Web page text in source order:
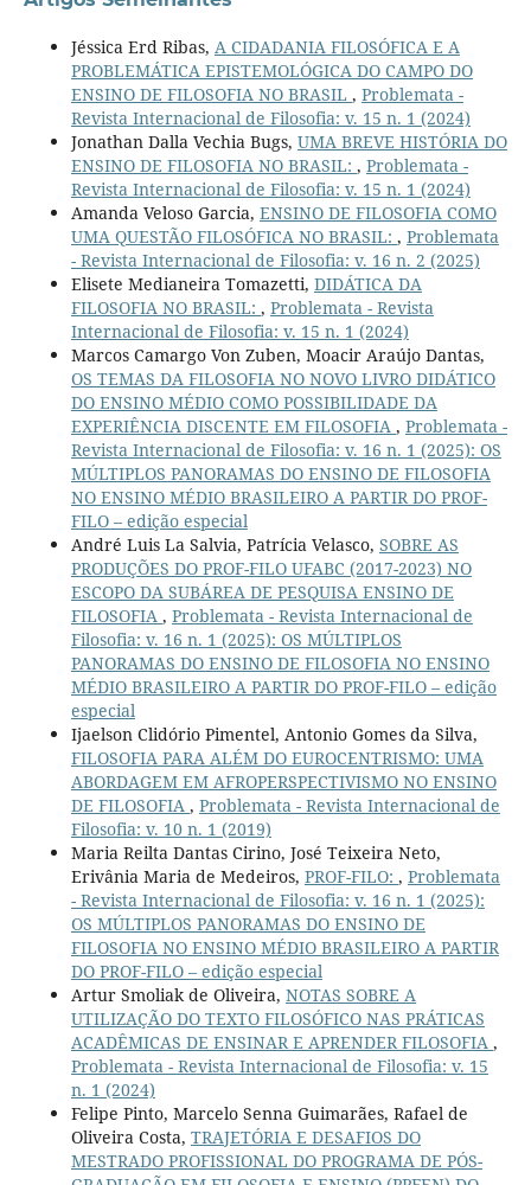
Jéssica Erd Ribas, A CIDADANIA FILOSÓFICA E A
PROBLEMÁTICA EPISTEMOLÓGICA DO CAMPO DO
ENSINO DE FILOSOFIA NO BRASIL , Problemata -
Revista Internacional de Filosofia: v. 15 n. 1 (2024)
Jonathan Dalla Vechia Bugs, UMA BREVE HISTÓRIA DO
ENSINO DE FILOSOFIA NO BRASIL: , Problemata -
Revista Internacional de Filosofia: v. 15 n. 1 (2024)
Amanda Veloso Garcia, ENSINO DE FILOSOFIA COMO
UMA QUESTÃO FILOSÓFICA NO BRASIL: , Problemata
- Revista Internacional de Filosofia: v. 16 n. 2 (2025)
Elisete Medianeira Tomazetti, DIDÁTICA DA
FILOSOFIA NO BRASIL: , Problemata - Revista
Internacional de Filosofia: v. 15 n. 1 (2024)
Marcos Camargo Von Zuben, Moacir Araújo Dantas,
OS TEMAS DA FILOSOFIA NO NOVO LIVRO DIDÁTICO
DO ENSINO MÉDIO COMO POSSIBILIDADE DA
EXPERIÊNCIA DISCENTE EM FILOSOFIA , Problemata -
Revista Internacional de Filosofia: v. 16 n. 1 (2025): OS
MÚLTIPLOS PANORAMAS DO ENSINO DE FILOSOFIA
NO ENSINO MÉDIO BRASILEIRO A PARTIR DO PROF-
FILO – edição especial
André Luis La Salvia, Patrícia Velasco, SOBRE AS
PRODUÇÕES DO PROF-FILO UFABC (2017-2023) NO
ESCOPO DA SUBÁREA DE PESQUISA ENSINO DE
FILOSOFIA , Problemata - Revista Internacional de
Filosofia: v. 16 n. 1 (2025): OS MÚLTIPLOS
PANORAMAS DO ENSINO DE FILOSOFIA NO ENSINO
MÉDIO BRASILEIRO A PARTIR DO PROF-FILO – edição
especial
Ijaelson Clidório Pimentel, Antonio Gomes da Silva,
FILOSOFIA PARA ALÉM DO EUROCENTRISMO: UMA
ABORDAGEM EM AFROPERSPECTIVISMO NO ENSINO
DE FILOSOFIA , Problemata - Revista Internacional de
Filosofia: v. 10 n. 1 (2019)
Maria Reilta Dantas Cirino, José Teixeira Neto,
Erivânia Maria de Medeiros, PROF-FILO: , Problemata
- Revista Internacional de Filosofia: v. 16 n. 1 (2025):
OS MÚLTIPLOS PANORAMAS DO ENSINO DE
FILOSOFIA NO ENSINO MÉDIO BRASILEIRO A PARTIR
DO PROF-FILO – edição especial
Artur Smoliak de Oliveira, NOTAS SOBRE A
UTILIZAÇÃO DO TEXTO FILOSÓFICO NAS PRÁTICAS
ACADÊMICAS DE ENSINAR E APRENDER FILOSOFIA ,
Problemata - Revista Internacional de Filosofia: v. 15
n. 1 (2024)
Felipe Pinto, Marcelo Senna Guimarães, Rafael de
Oliveira Costa, TRAJETÓRIA E DESAFIOS DO
MESTRADO PROFISSIONAL DO PROGRAMA DE PÓS-